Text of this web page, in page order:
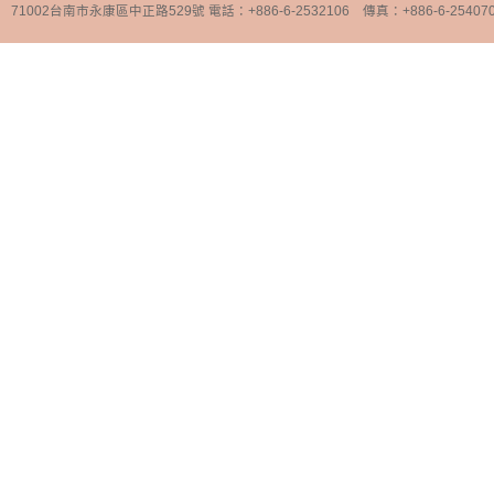
71002台南市永康區中正路529號 電話：+886-6-2532106 傳真：+886-6-